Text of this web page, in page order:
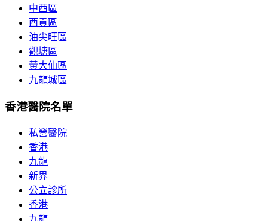
中西區
西貢區
油尖旺區
觀塘區
黃大仙區
九龍城區
香港醫院名單
私營醫院
香港
九龍
新界
公立診所
香港